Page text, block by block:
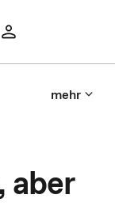
mehr
aber